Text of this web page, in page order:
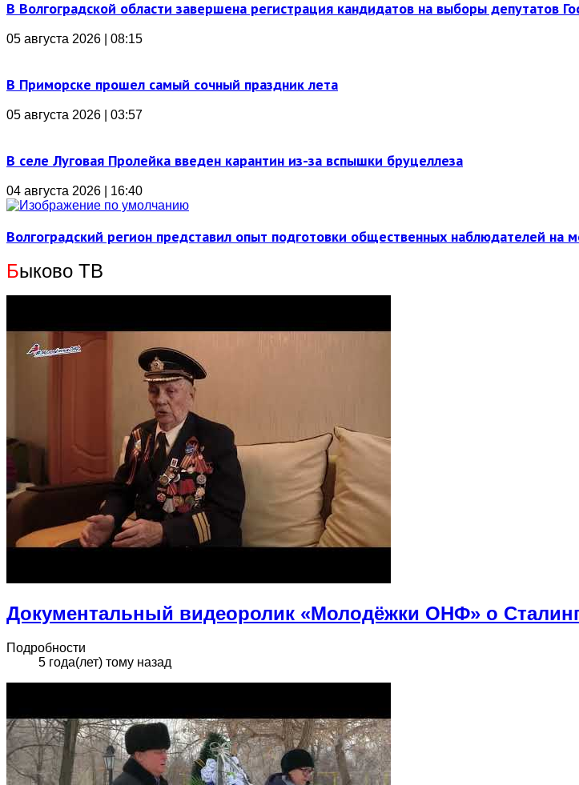
В Волгоградской области завершена регистрация кандидатов на выборы депутатов
05 августа 2026 | 08:15
В Приморске прошел самый сочный праздник лета
05 августа 2026 | 03:57
В селе Луговая Пролейка введен карантин из-за вспышки бруцеллеза
04 августа 2026 | 16:40
Волгоградский регион представил опыт подготовки общественных наблюдателей на
Быково ТВ
Документальный видеоролик «Молодёжки ОНФ» о
Подробности
5 года(лет) тому назад